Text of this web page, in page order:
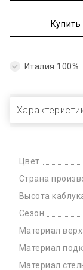
Купить
Италия 100%
Цвет
Страна
Высота
Сезон
Материал
Материал
Материал